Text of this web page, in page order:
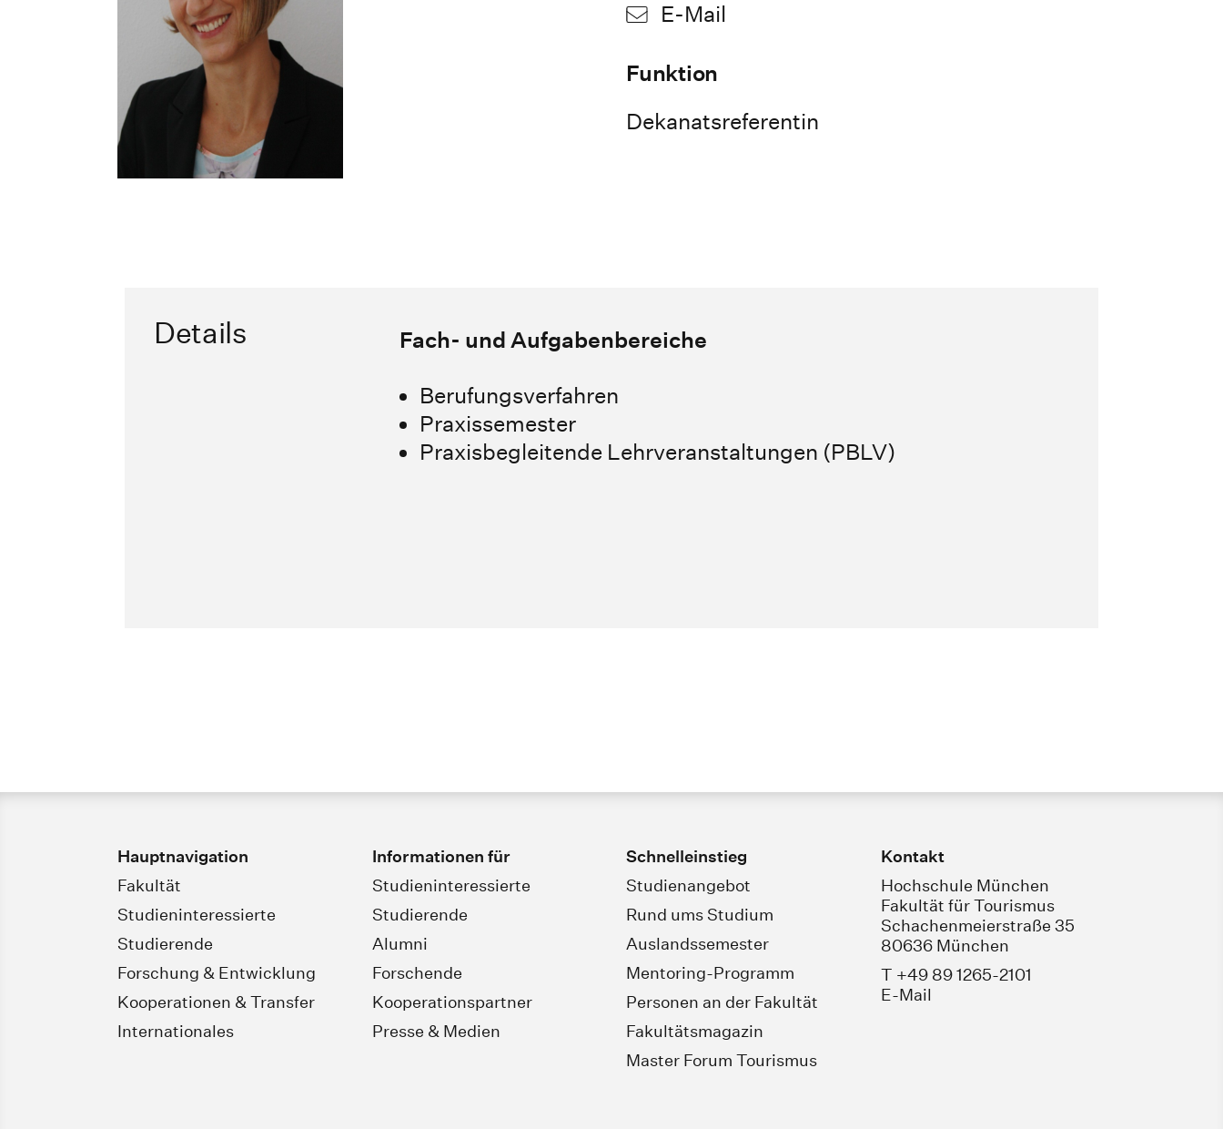
E-Mail
Funktion
Dekanatsreferentin
Details Fach- und Aufgabenbereiche
Berufungsverfahren
Praxissemester
Praxisbegleitende Lehrveranstaltungen (PBLV)
Hauptnavigation
Fakultät
Studieninteressierte
Studierende
Forschung & Entwicklung
Kooperationen & Transfer
Internationales
Informationen für
Studieninteressierte
Studierende
Alumni
Forschende
Kooperationspartner
Presse & Medien
Schnelleinstieg
Studienangebot
Rund ums Studium
Auslandssemester
Mentoring-Programm
Personen an der Fakultät
Fakultätsmagazin
Master Forum Tourismus
Kontakt
Hochschule München
Fakultät für Tourismus
Schachenmeierstraße 35
80636 München
T +49 89 1265-2101
E-Mail